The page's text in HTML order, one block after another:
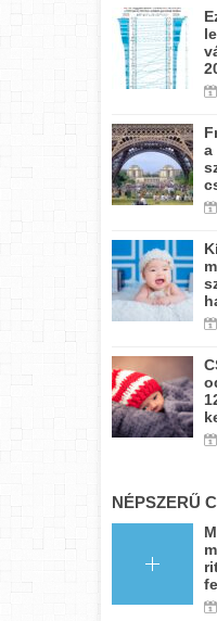
a
NÉPSZERŰ